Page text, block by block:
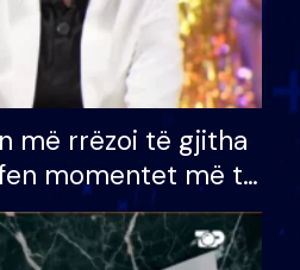
më rrëzoi të gjitha
momentet më të
e BB VIP: Do më
kur…